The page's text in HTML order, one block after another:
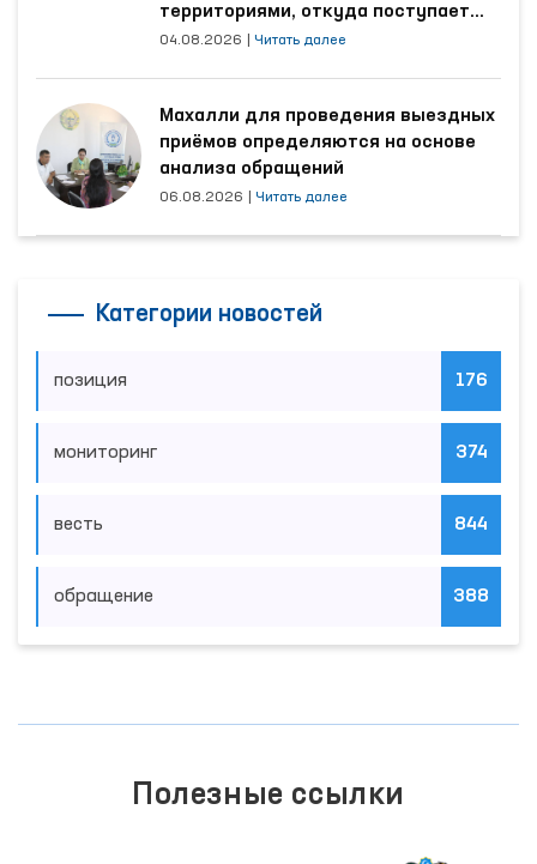
территориями, откуда поступает
наибольшее количество обращений
04.08.2026 Читать далее
Махалли для проведения выездных
приёмов определяются на основе
анализа обращений
06.08.2026 Читать далее
Категории новостей
позиция 176
мониторинг 374
весть 844
обращение 388
Полезные ссылки